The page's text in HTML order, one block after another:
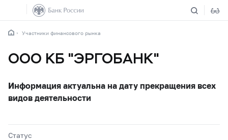
Участники финансового рынка
ООО КБ "ЭРГОБАНК"
Информация актуальна на дату прекращения всех
видов деятельности
Статус